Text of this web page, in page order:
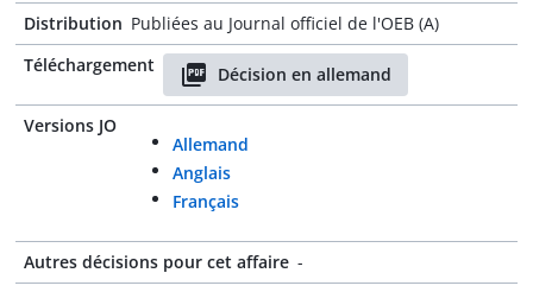
Distribution Publiées au Journal officiel de l'OEB (A)
Téléchargement
Décision en allemand
Versions JO
Allemand
Anglais
Français
Autres décisions pour cet affaire -